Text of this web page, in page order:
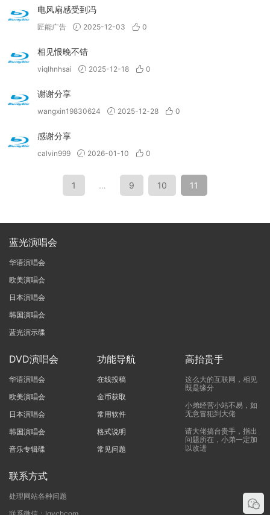
电风扇感受到冯
匠能广告 2025-12-03 0
相见恨晚不错
viqlhnhsai 2025-12-18 0
谢谢分享
wangxin19830624 2025-12-28 0
感谢分享
calvin999 2026-01-10 0
1 … 9 10 11
蓝光演唱会
华语演唱会
欧美演唱会
日本演唱会
韩国演唱会
蓝光演示碟
DVD演唱会
华语演唱会
欧美演唱会
日本演唱会
韩国演唱会
音乐专辑碟
功能导航
在线投稿
金币获取
常用软件
格式说明
常见问题
高抬贵手
这么大的互联网，相见
既是缘分
小弟经营小站不易，如
无意冒犯到大佬
请大佬搞台贵手，指出
问题所在，小弟一定加
以改进
联系方式
处理网站各种问题